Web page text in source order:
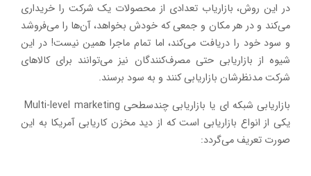
در این روش، بازاریاب تعدادی از محصولات یک شرکت را خریداری
می‌کند و در هر مکان و جمعی که خودش بخواهد، آن‌ها را می‌فروشد
و سود خود را دریافت می‌کند، اما تمام ماجرا همین نیست! در این
شیوه از بازاریابی حتی مصرف‌کنندگان نیز می‌توانند برای کالاهای
شرکت مدنظرشان بازاریابی کنند و به سود برسند.
بازاریابی شبکه ای یا بازاریابی چندسطحی Multi-level marketing
یکی از انواع بازاریابی است که از دید مخزن کاریابی آمریکا به این
صورت تعریف می‌گردد: